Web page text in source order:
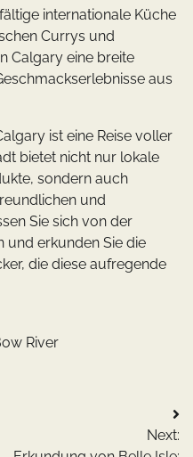
internationale Küche
Currys und
Calgary eine breite
aus
ist eine Reise voller
bietet nicht nur lokale
sondern auch
und
Sie sich von der
und erkunden Sie die
die diese aufregende
River
Next: